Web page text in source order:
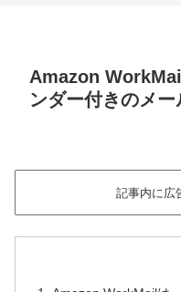
Amazon
ンダー付きのメ
記事内に広